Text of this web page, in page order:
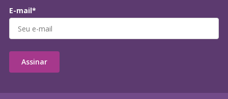
E-mail*
Assinar